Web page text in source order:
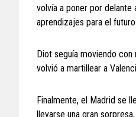
volvía a poner por delante
aprendizajes para el futuro.
Diot seguía moviendo
volvió a martillear a
Finalmente, el Madrid se
llevarse una gran